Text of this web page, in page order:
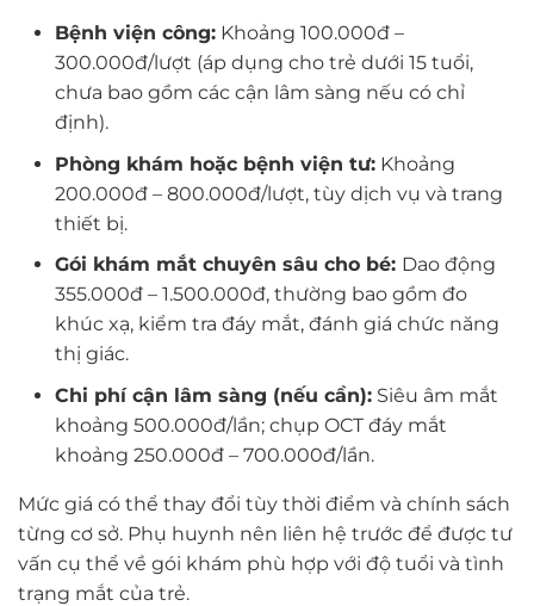
Bệnh viện công:Khoảng 100.000đ –
300.000đ/lượt (áp dụng cho trẻ dưới 15 tuổi,
chưa bao gồm các cận lâm sàng nếu có chỉ
định).
Phòng khám hoặc bệnh viện tư:Khoảng
200.000đ – 800.000đ/lượt, tùy dịch vụ và trang
thiết bị.
Gói khám mắt chuyên sâu cho bé: Dao động
355.000đ – 1.500.000đ, thường bao gồm đo
khúc xạ, kiểm tra đáy mắt, đánh giá chức năng
thị giác.
Chi phí cận lâm sàng (nếu cần):Siêu âm mắt
khoảng 500.000đ/lần; chụp OCT đáy mắt
khoảng 250.000đ – 700.000đ/lần.
Mức giá có thể thay đổi tùy thời điểm và chính sách
từng cơ sở. Phụ huynh nên liên hệ trước để được tư
vấn cụ thể về gói khám phù hợp với độ tuổi và tình
trạng mắt của trẻ.